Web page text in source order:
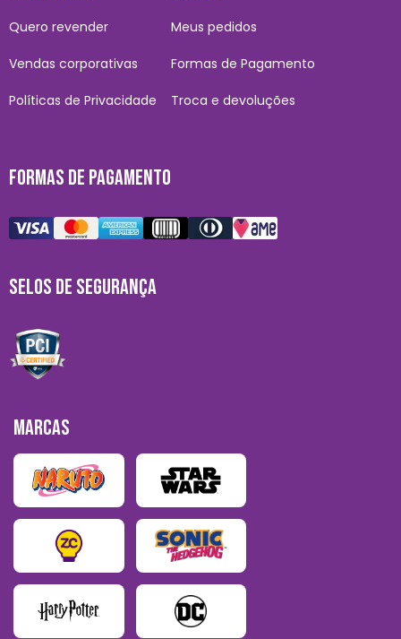
Quero revender
Vendas corporativas
Políticas de Privacidade
Meus pedidos
Formas de Pagamento
Troca e devoluções
FORMAS DE PAGAMENTO
SELOS DE SEGURANÇA
MARCAS